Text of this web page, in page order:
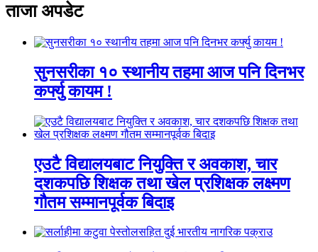
ताजा अपडेट
सुनसरीका १० स्थानीय तहमा आज पनि दिनभर
कर्फ्यु कायम !
एउटै विद्यालयबाट नियुक्ति र अवकाश, चार
दशकपछि शिक्षक तथा खेल प्रशिक्षक लक्ष्मण
गौतम सम्मानपूर्वक बिदाइ